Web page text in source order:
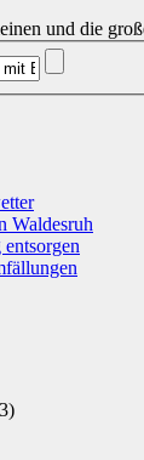
und die
Waldesruh